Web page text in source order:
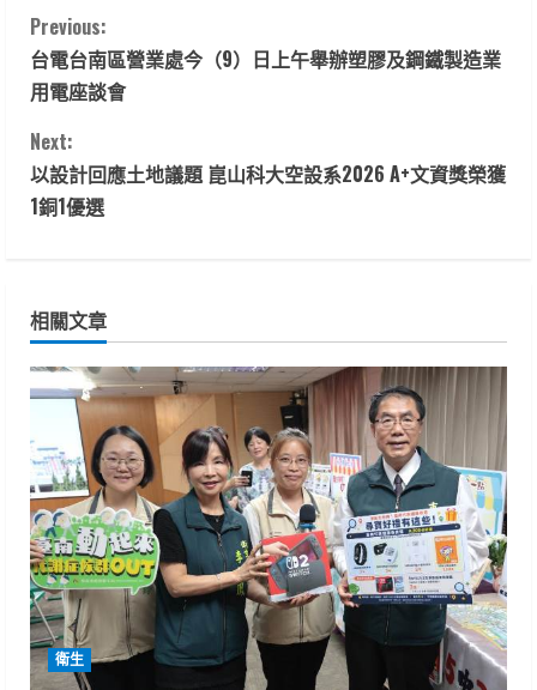
C
o
n
t
u
e
R
e
a
d
i
Previous:
台電台南區營業處今（9）日上午舉辦塑膠及鋼鐵製造業
用電座談會
Next:
以設計回應土地議題 崑山科大空設系2026 A+文資獎榮獲
1銅1優選
相關文章
衛生